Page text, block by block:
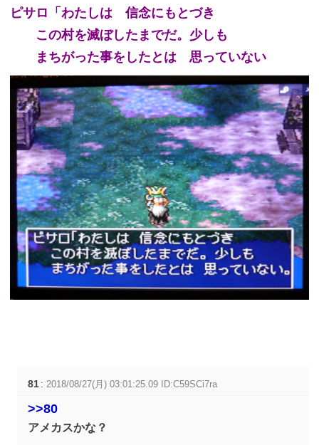
ピサロ「わたしは 信念にもとづき
この村を滅ぼしたまでだ。少しも
まちがった事をしたとは 思っていない
81 :2018/08/27(月) 03:01:25.09 ID:C59SCi7ra
>>80
アメカスかな？